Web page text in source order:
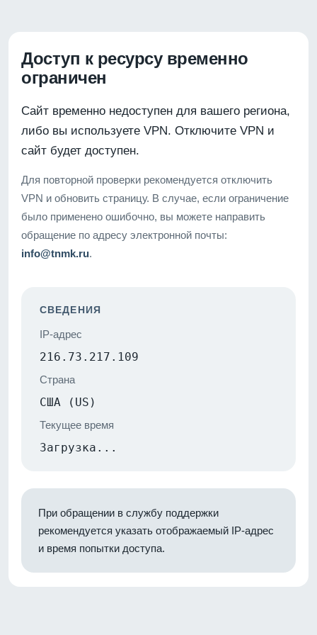
Доступ к ресурсу временно
ограничен
Сайт временно недоступен для вашего региона,
либо вы используете VPN. Отключите VPN и
сайт будет доступен.
Для повторной проверки рекомендуется отключить
VPN и обновить страницу. В случае, если ограничение
было применено ошибочно, вы можете направить
обращение по адресу электронной почты:
info@tnmk.ru.
СВЕДЕНИЯ
IP-адрес
216.73.217.109
Страна
США (US)
Текущее время
Загрузка...
При обращении в службу поддержки
рекомендуется указать отображаемый IP-адрес
и время попытки доступа.